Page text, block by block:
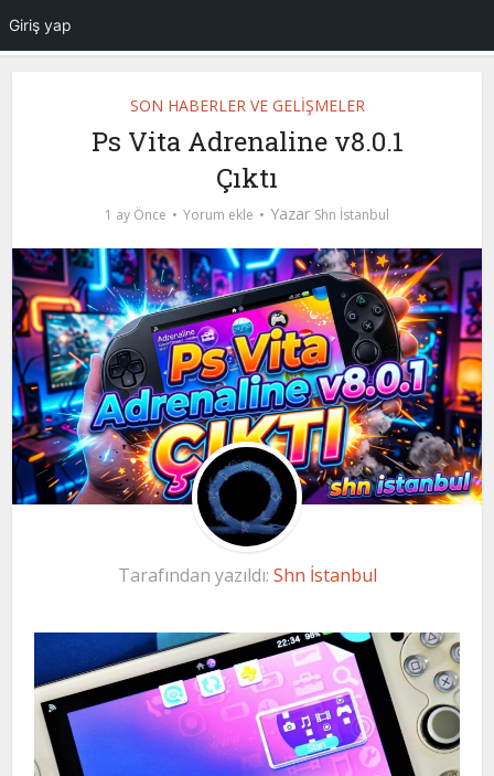
SON HABERLER VE GELİŞMELER
Ps Vita Adrenaline v8.0.1
Çıktı
1 ay Önce Yorum ekle Yazar Shn İstanbul
Tarafından yazıldı: Shn İstanbul
Giriş yap